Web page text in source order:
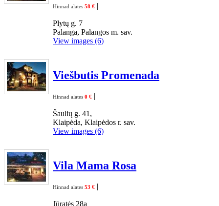
Hinnad alates 58 € |
Plytų g. 7
Palanga, Palangos m. sav.
View images (6)
Viešbutis Promenada
Hinnad alates 0 € |
Šaulių g. 41,
Klaipėda, Klaipėdos r. sav.
View images (6)
Vila Mama Rosa
Hinnad alates 53 € |
Jūratės 28a